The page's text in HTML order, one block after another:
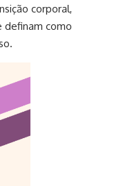
corporal,
definam como